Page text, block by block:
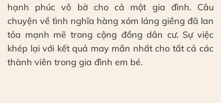
hạnh phúc vô bờ cho cả một gia đình. Câu
chuyện về tình nghĩa hàng xóm láng giềng đã lan
tỏa mạnh mẽ trong cộng đồng dân cư. Sự việc
khép lại với kết quả may mắn nhất cho tất cả các
thành viên trong gia đình em bé.